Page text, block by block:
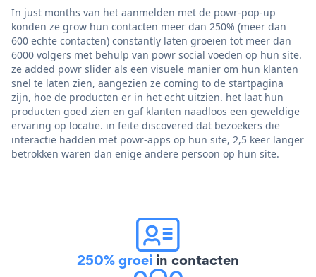
In just months van het aanmelden met de powr-pop-up
konden ze grow hun contacten meer dan 250% (meer dan
600 echte contacten) constantly laten groeien tot meer dan
6000 volgers met behulp van powr social voeden op hun site.
ze added powr slider als een visuele manier om hun klanten
snel te laten zien, aangezien ze coming to de startpagina
zijn, hoe de producten er in het echt uitzien. het laat hun
producten goed zien en gaf klanten naadloos een geweldige
ervaring op locatie. in feite discovered dat bezoekers die
interactie hadden met powr-apps op hun site, 2,5 keer langer
betrokken waren dan enige andere persoon op hun site.
250% groei in contacten